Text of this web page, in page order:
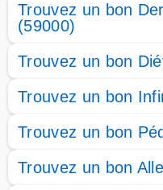
Trouvez un bon
(59000)
Trouvez un bon
Trouvez un bon
Trouvez un bon
Trouvez un bon